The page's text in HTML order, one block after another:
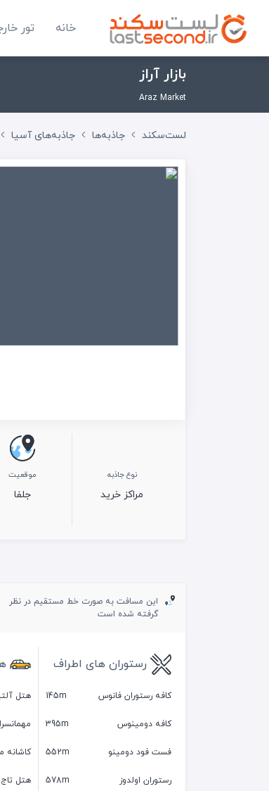
خانه تور
بازار آراز
Araz Market
لست‌سکند جاذبه‌ها جاذبه‌های آسیا
نوع جاذبه
مراکز خرید
موقعیت
جلفا
این مسافت به صورت خط مستقیم در نظر
گرفته شده است
رستوران های اطراف
کافه رستوران فانوس 145m
کافه دومینوس 395m
فست فود دومینو 552m
رستوران اولدوز 578m
هتل
کاشانه
هتل تاج